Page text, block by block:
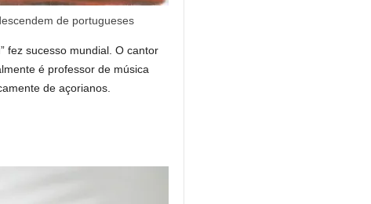
de portugueses
fez sucesso mundial. O cantor
é professor de música
de açorianos.